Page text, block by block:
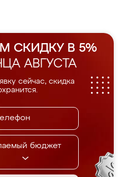
СКИДКУ В 5%
АВГУСТА
сейчас, скидка
бюджет